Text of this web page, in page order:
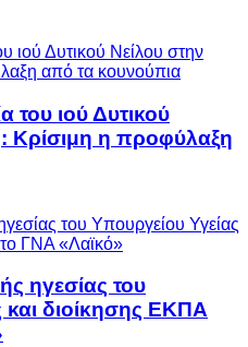
του ιού Δυτικού
Κρίσιμη η προφύλαξη
ηγεσίας του
και διοίκησης ΕΚΠΑ